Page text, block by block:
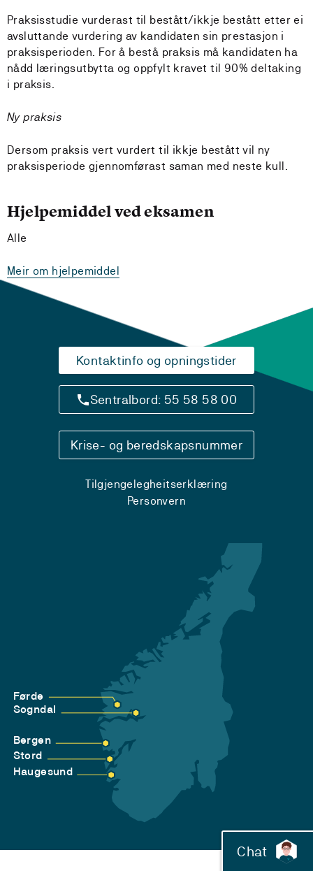
Praksisstudie vurderast til bestått/ikkje bestått etter ei
avsluttande vurdering av kandidaten sin prestasjon i
praksisperioden. For å bestå praksis må kandidaten ha
nådd læringsutbytta og oppfylt kravet til 90% deltaking
i praksis.
Ny praksis
Dersom praksis vert vurdert til ikkje bestått vil ny
praksisperiode gjennomførast saman med neste kull.
Hjelpemiddel ved eksamen
Alle
Meir om hjelpemiddel
Kontaktinfo og opningstider
Sentralbord: 55 58 58 00
Krise- og beredskapsnummer
Tilgjengelegheitserklæring
Personvern
Førde
Sogndal
Bergen
Stord
Haugesund
Chat